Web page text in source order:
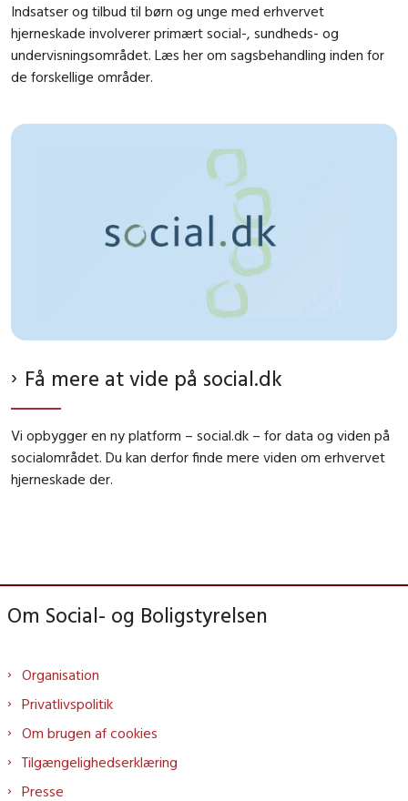
Indsatser og tilbud til børn og unge med erhvervet
hjerneskade involverer primært social-, sundheds- og
undervisningsområdet. Læs her om sagsbehandling inden for
de forskellige områder.
Få mere at vide på social.dk
Vi opbygger en ny platform – social.dk – for data og viden på
socialområdet. Du kan derfor finde mere viden om erhvervet
hjerneskade der.
Om Social- og Boligstyrelsen
Organisation
Privatlivspolitik
Om brugen af cookies
Tilgængelighedserklæring
Presse